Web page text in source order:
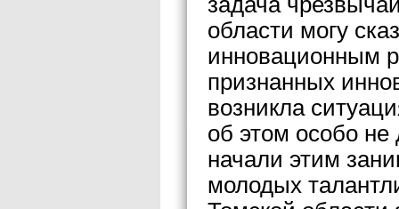
области могу
инновационным
признанных
возникла
об этом особо
начали этим
молодых